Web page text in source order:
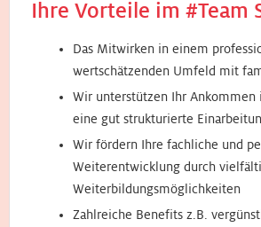
Ihre Vorteile im #Team
Das Mitwirken in einem
wertschätzenden Umfeld mit
Wir unterstützen Ihr Ankommen
eine gut strukturierte
Wir fördern Ihre fachliche und
Weiterentwicklung durch
Weiterbildungsmöglichkeiten
Zahlreiche Benefits z.B.